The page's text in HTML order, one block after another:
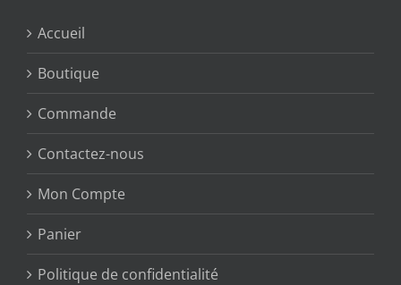
Accueil
Boutique
Commande
Contactez-nous
Mon Compte
Panier
Politique de confidentialité